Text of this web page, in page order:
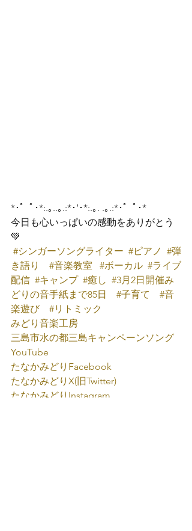
*･゜ﾟ･*:.｡..｡.:*･’･*:.｡. .｡.:*･゜ﾟ･*
今日も心いっぱいの感動をありがとう
💚
#シンガーソングライター #ピアノ #弾
き語り
#音楽教室 #ボーカル #ライブ
配信 #キャンプ #癒し #3月2日開催み
どりの音手紙まで85日
#子育て
#音
楽遊び
#リトミック
みどり音楽工房
三島市水の都三島キャンペーンソング
YouTube
たなかみどり Facebook
たなかみどり X(旧Twitter)
たなかみどり Instagram